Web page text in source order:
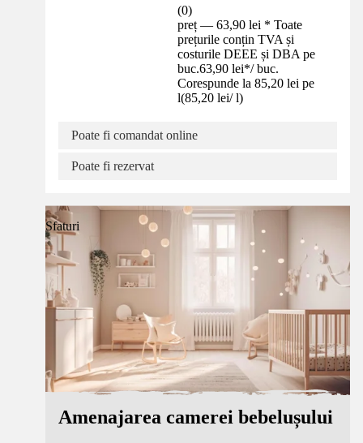
(0)
preț — 63,90 lei * Toate
prețurile conțin TVA și
costurile DEEE și DBA pe
buc.63,90 lei*/ buc.
Corespunde la 85,20 lei pe
l(85,20 lei/ l)
Poate fi comandat online
Poate fi rezervat
Sfaturi
Amenajarea camerei bebelușului